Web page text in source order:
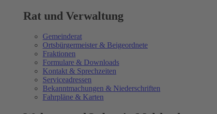
Rat und Verwaltung
Gemeinderat
Ortsbürgermeister & Beigeordnete
Fraktionen
Formulare & Downloads
Kontakt & Sprechzeiten
Serviceadressen
Bekanntmachungen & Niederschriften
Fahrpläne & Karten